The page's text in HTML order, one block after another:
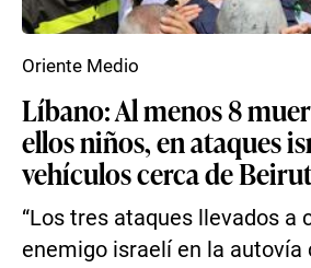
Líbano: Al menos 8
ellos niños, en ataques
vehículos cerca de
“Los tres ataques llevados a
enemigo israelí en la autovía
Oriente Medio